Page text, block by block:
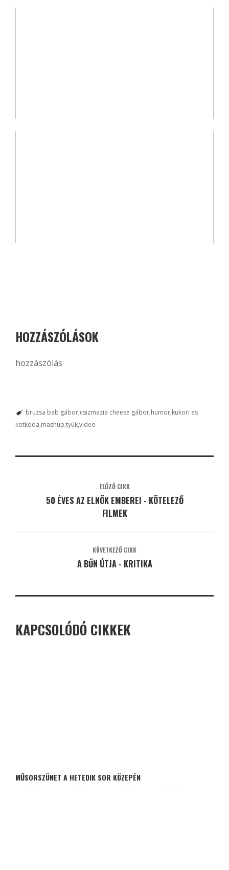
HOZZÁSZÓLÁSOK
hozzászólás
bruzsa bab gábor csizmazia cheese gábor humor kukori es
kotkoda mashup tyúkvideo
ELŐZŐ CIKK
50 ÉVES AZ ELNÖK EMBEREI - KÖTELEZŐ
FILMEK
KÖVETKEZŐ CIKK
A BŰN ÚTJA - KRITIKA
KAPCSOLÓDÓ CIKKEK
MŰSORSZÜNET A HETEDIK SOR KÖZEPÉN